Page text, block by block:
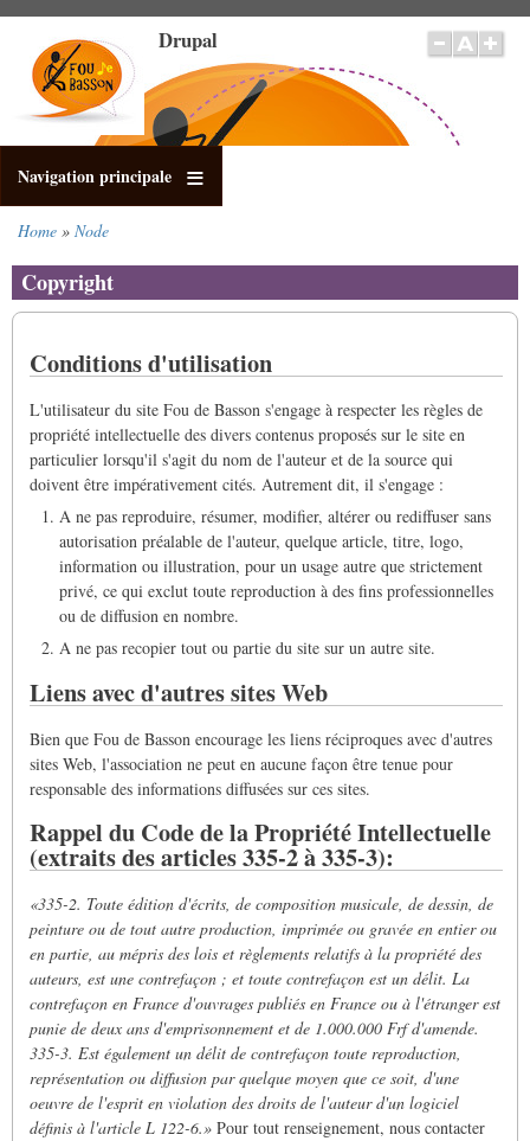
main
content
Drupal
Navigation principale
Home Node
Copyright
Conditions d'utilisation
L'utilisateur du site Fou de Basson s'engage à respecter les règles de
propriété intellectuelle des divers contenus proposés sur le site en
particulier lorsqu'il s'agit du nom de l'auteur et de la source qui
doivent être impérativement cités. Autrement dit, il s'engage :
A ne pas reproduire, résumer, modifier, altérer ou rediffuser sans
autorisation préalable de l'auteur, quelque article, titre, logo,
information ou illustration, pour un usage autre que strictement
privé, ce qui exclut toute reproduction à des fins professionnelles
ou de diffusion en nombre.
A ne pas recopier tout ou partie du site sur un autre site.
Liens avec d'autres sites Web
Bien que Fou de Basson encourage les liens réciproques avec d'autres
sites Web, l'association ne peut en aucune façon être tenue pour
responsable des informations diffusées sur ces sites.
Rappel du Code de la Propriété Intellectuelle
(extraits des articles 335-2 à 335-3):
«335-2. Toute édition d'écrits, de composition musicale, de dessin, de
peinture ou de tout autre production, imprimée ou gravée en entier ou
en partie, au mépris des lois et règlements relatifs à la propriété des
auteurs, est une contrefaçon ; et toute contrefaçon est un délit. La
contrefaçon en France d'ouvrages publiés en France ou à l'étranger est
punie de deux ans d'emprisonnement et de 1.000.000 Frf d'amende.
335-3. Est également un délit de contrefaçon toute reproduction,
représentation ou diffusion par quelque moyen que ce soit, d'une
oeuvre de l'esprit en violation des droits de l'auteur d'un logiciel
définis à l'article L 122-6.» Pour tout renseignement, nous contacter